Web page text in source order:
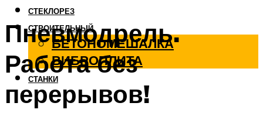
СТЕКЛОРЕЗ
СТРОИТЕЛЬНЫЙ
БЕТОНОМЕШАЛКА
ВИБРОПЛИТА
СТАНКИ
Пневмодрель.
Работа без
перерывов!